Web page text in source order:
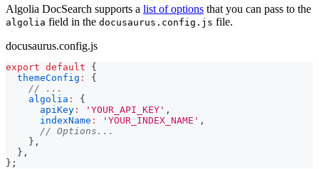
Algolia DocSearch supports a list of options that you can pass to the
algolia field in the docusaurus.config.js file.
docusaurus.config.js
export default
{
themeConfig :
{
// ...
algolia :
{
apiKey : 'YOUR_API_KEY' ,
indexName : 'YOUR_INDEX_NAME' ,
// Options...
} ,
} ,
} ;